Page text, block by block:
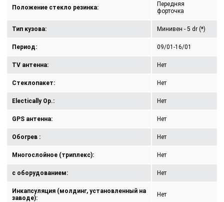
Положение стекло резинка:
Передняя
форточка
Тип кузова: Минивен - 5 dr (*)
Период: 09/01-16/01
TV антенна: Нет
Стеклопакет: Нет
Electically Op.: Нет
GPS антенна: Нет
Обогрев : Нет
Многослойное (триплекс): Нет
с оборудованием: Нет
Инкапсуляция (молдинг, установленный на
заводе):
Нет